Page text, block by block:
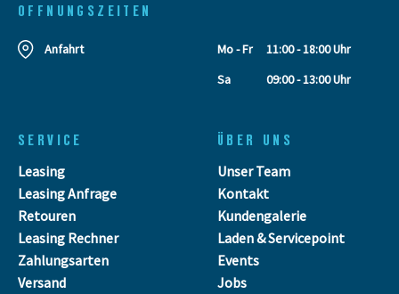
OFFNUNGSZEITEN
Anfahrt Mo - Fr
11:00 - 18:00 Uhr
Sa
09:00 - 13:00 Uhr
SERVICE
Leasing
Leasing Anfrage
Retouren
Leasing Rechner
Zahlungsarten
Versand
ÜBER UNS
Unser Team
Kontakt
Kundengalerie
Laden & Servicepoint
Events
Jobs